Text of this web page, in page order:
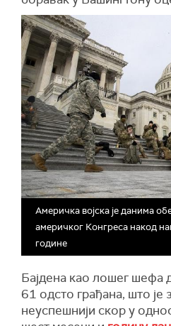
Америчка војска је данима
америчког Конгреса накод
године
Бајдена као лошег
61 одсто грађана, што је
неуспешнији скор у